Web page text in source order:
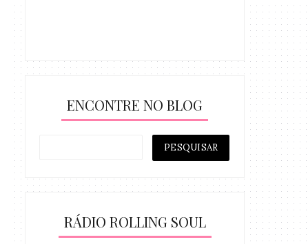
ENCONTRE NO BLOG
RÁDIO ROLLING SOUL